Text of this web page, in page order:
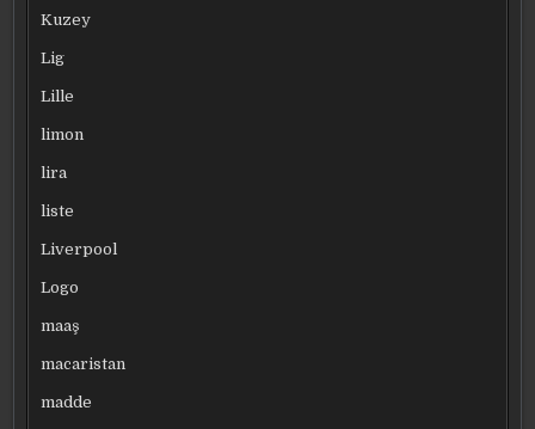
Kuzey
Lig
Lille
limon
lira
liste
Liverpool
Logo
maaş
macaristan
madde